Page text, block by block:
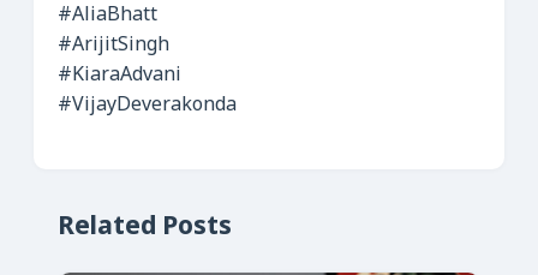
#AliaBhatt
#ArijitSingh
#KiaraAdvani
#VijayDeverakonda
Related Posts